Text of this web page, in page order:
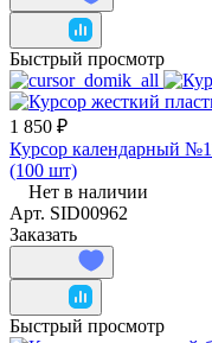
Быстрый просмотр
1 850 ₽
Курсор календарный
(100 шт)
Нет в наличии
Арт. SID00962
Заказать
Быстрый просмотр